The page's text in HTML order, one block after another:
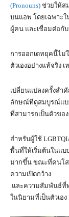
(Pronouns) ช่วยให้ส
บนแอพ โดยเฉพาะ
ผู้คน และเชื่อมต่อกั
การออกเดทยุคนี้ไม่
ตัวเองอย่างแท้จริง
เปลี่ยนแปลงครั้งสำ
ลักษณ์ที่ดูสมบูรณ์แบ
ที่สามารถเป็นตัวขอ
สำหรับผู้ใช้
พื้นที่ให้เริ่มต้นในแบ
มากขึ้น ขณะที่คนโ
ความเปิดกว้าง
และความสัมพันธ์ที่ท
ในนิยามที่เป็นตัวเอง